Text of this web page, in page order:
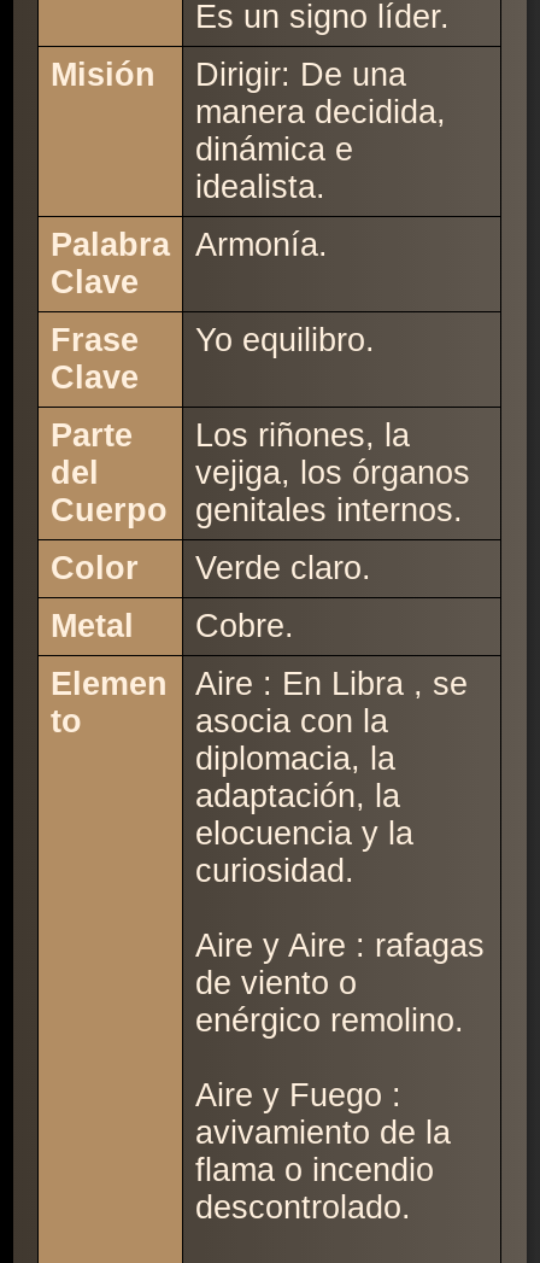
Es un signo líder.
Misión
Dirigir: De una
manera decidida,
dinámica e
idealista.
Palabra
Clave
Armonía.
Frase
Clave
Yo equilibro.
Parte
del
Cuerpo
Los riñones, la
vejiga, los órganos
genitales internos.
Color
Verde claro.
Metal
Cobre.
Elemen
to
Aire : En Libra , se
asocia con la
diplomacia, la
adaptación, la
elocuencia y la
curiosidad.
Aire y Aire : rafagas
de viento o
enérgico remolino.
Aire y Fuego :
avivamiento de la
flama o incendio
descontrolado.